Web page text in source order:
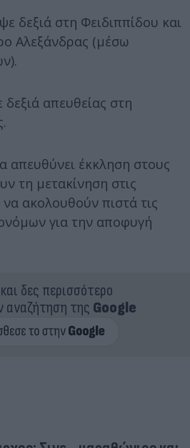
δεξιά στη Φειδιππίδου και
Αλεξάνδρας (μέσω
απευθείας στη
απευθύνει έκκληση στους
τη μετακίνηση στις
ακολουθούν πιστά τις
για την αποφυγή
δες περισσότερο
αναζήτηση της Google